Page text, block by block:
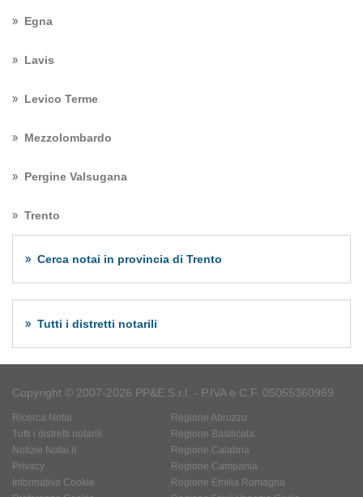
Egna
Lavis
Levico Terme
Mezzolombardo
Pergine Valsugana
Trento
Cerca notai in provincia di Trento
Tutti i distretti notarili
Copyright © 2007-2026 PP&E S.r.l. - P.IVA e C.F. 05055360969
Ricerca Notai
Tutti i distretti notarili
Notizie Notai.it
Privacy
Informativa Cookie
Regione Abruzzo
Regione Basilicata
Regione Calabria
Regione Campania
Regione Emilia Romagna